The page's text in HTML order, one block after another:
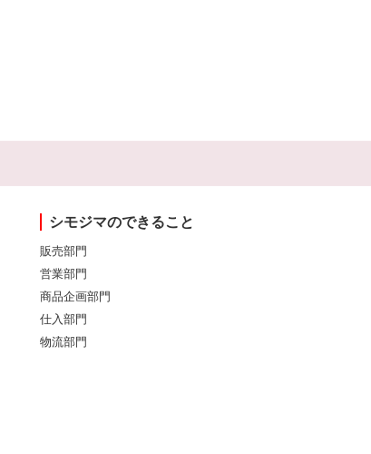
シモジマのできること
販売部門
営業部門
商品企画部門
仕入部門
物流部門